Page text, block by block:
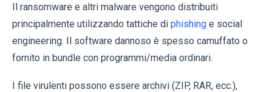
Il ransomware e altri malware vengono distribuiti
principalmente utilizzando tattiche di phishing e social
engineering. Il software dannoso è spesso camuffato o
fornito in bundle con programmi/media ordinari.
I file virulenti possono essere archivi (ZIP, RAR, ecc.),